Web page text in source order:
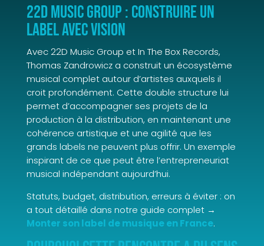
22D Music Group : construire un
label avec vision
Avec 22D Music Group et In The Box Records,
Thomas Zandrowicz a construit un écosystème
musical complet autour d’artistes auxquels il
croit profondément. Cette double structure lui
permet d’accompagner ses projets de la
production à la distribution, en maintenant une
cohérence artistique et une agilité que les
grands labels ne peuvent plus offrir. Un exemple
inspirant de ce que peut être l’entrepreneuriat
musical indépendant aujourd’hui.
Statuts, budget, distribution, erreurs à éviter : on
a tout détaillé dans notre guide complet →
Monter son label de musique en France.